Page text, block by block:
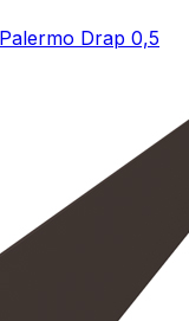
Drap 0,5